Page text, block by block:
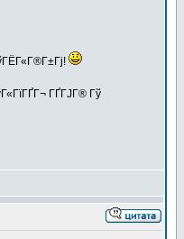
ГҐГЈГ® Гў